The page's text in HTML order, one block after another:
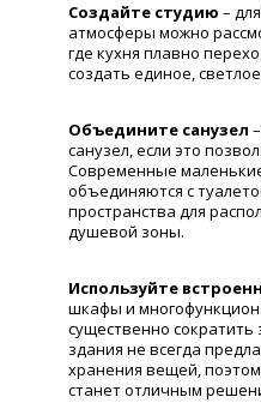
Создайте студию –
атмосферы можно
где кухня плавно
создать единое,
Объедините санузел
санузел, если это
Современные
объединяются с
пространства для
душевой зоны.
Используйте
шкафы и
существенно
здания не всегда
хранения вещей,
станет отличным